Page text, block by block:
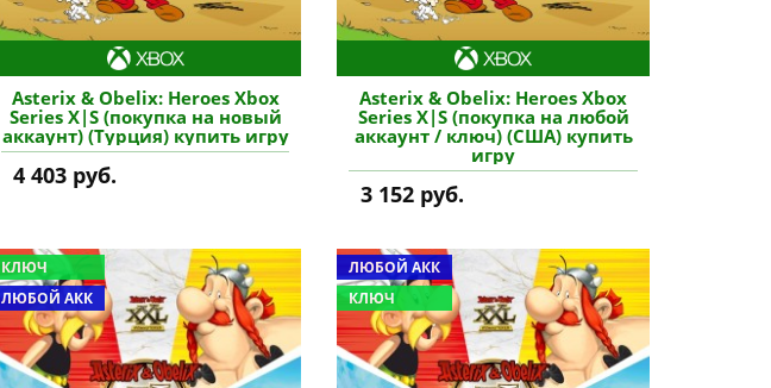
Asterix & Obelix: Heroes Xbox
Series X|S (покупка на новый
аккаунт) (Турция) купить игру
4 403 руб.
Asterix & Obelix: Heroes Xbox
Series X|S (покупка на любой
аккаунт / ключ) (США) купить
игру
3 152 руб.
КЛЮЧ
ЛЮБОЙ АКК
ЛЮБОЙ АКК
КЛЮЧ